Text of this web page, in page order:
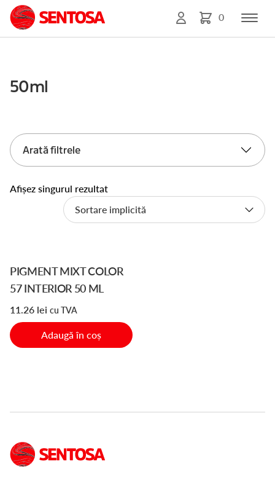
0
50ml
Arată filtrele
Afișez singurul rezultat
PIGMENT MIXT COLOR
57 INTERIOR 50 ML
11.26 lei cu TVA
Adaugă în coș